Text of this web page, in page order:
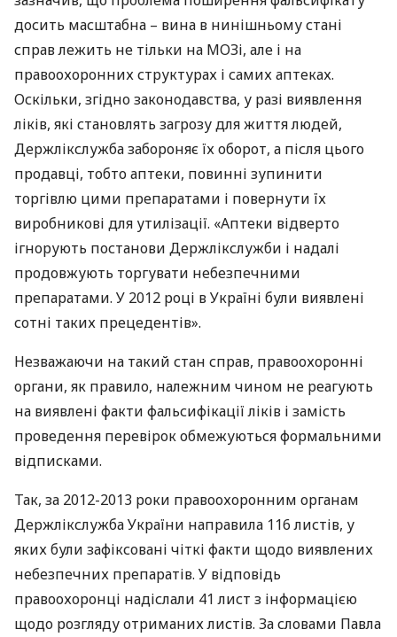
досить масштабна – вина в нинішньому стані
справ лежить не тільки на МОЗі, але і на
правоохоронних структурах і самих аптеках.
Оскільки, згідно законодавства, у разі виявлення
ліків, які становлять загрозу для життя людей,
Держлікслужба забороняє їх оборот, а після цього
продавці, тобто аптеки, повинні зупинити
торгівлю цими препаратами і повернути їх
виробникові для утилізації. «Аптеки відверто
ігнорують постанови Держлікслужби і надалі
продовжують торгувати небезпечними
препаратами. У 2012 році в Україні були виявлені
сотні таких прецедентів».
Незважаючи на такий стан справ, правоохоронні
органи, як правило, належним чином не реагують
на виявлені факти фальсифікації ліків і замість
проведення перевірок обмежуються формальними
відписками.
Так, за 2012-2013 роки правоохоронним органам
Держлікслужба України направила 116 листів, у
яких були зафіксовані чіткі факти щодо виявлених
небезпечних препаратів. У відповідь
правоохоронці надіслали 41 лист з інформацією
щодо розгляду отриманих листів. За словами Павла